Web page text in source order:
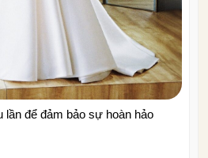
lần để đảm bảo sự hoàn hảo